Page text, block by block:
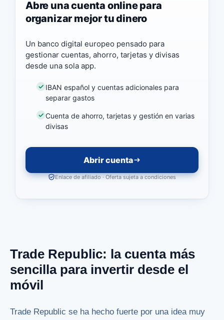
Abre una cuenta online para
organizar mejor tu dinero
Un banco digital europeo pensado para
gestionar cuentas, ahorro, tarjetas y divisas
desde una sola app.
IBAN español y cuentas adicionales para
separar gastos
Cuenta de ahorro, tarjetas y gestión en varias
divisas
Abrir cuenta
Enlace de afiliado · Oferta sujeta a condiciones
Trade Republic: la cuenta más
sencilla para invertir desde el
móvil
Trade Republic se ha hecho fuerte por una idea muy